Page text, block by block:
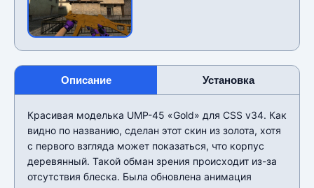
Описание Установка
Красивая моделька UMP-45 «Gold» для CSS v34. Как
видно по названию, сделан этот скин из золота, хотя
с первого взгляда может показаться, что корпус
деревянный. Такой обман зрения происходит из-за
отсутствия блеска. Была обновлена анимация